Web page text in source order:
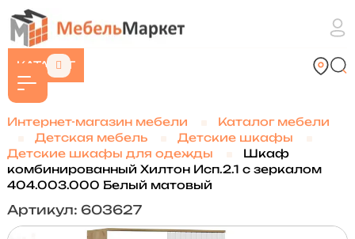
КАТАЛОГ
Интернет-магазин мебели
Каталог мебели
Детская мебель
Детские шкафы
Детские шкафы для одежды
Шкаф
комбинированный Хилтон Исп.2.1 с зеркалом
404.003.000 Белый матовый
Артикул: 603627